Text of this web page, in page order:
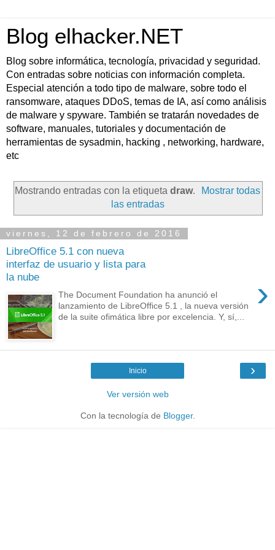
Blog elhacker.NET
Blog sobre informática, tecnología, privacidad y seguridad.
Con entradas sobre noticias con información completa.
Especial atención a todo tipo de malware, sobre todo el
ransomware, ataques DDoS, temas de IA, así como análisis
de malware y spyware. También se tratarán novedades de
software, manuales, tutoriales y documentación de
herramientas de sysadmin, hacking , networking, hardware,
etc
Mostrando entradas con la etiqueta draw.
Mostrar todas
las entradas
viernes, 12 de febrero de 2016
LibreOffice 5.1 con nueva
interfaz de usuario y lista para
la nube
›
The Document Foundation ha anunció el
lanzamiento de LibreOffice 5.1 , la nueva versión
de la suite ofimática libre por excelencia. Y, sí,...
›
Inicio
Ver versión web
Con la tecnología de Blogger.